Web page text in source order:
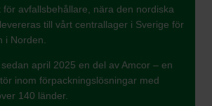
för avfallsbehållare, nära den nordiska
till vårt centrallager i Sverige för
i Norden.
april 2025 en del av Amcor – en
inom förpackningslösningar med
140 länder.